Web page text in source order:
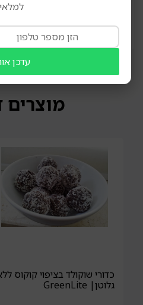
המופיע על גבי אריזת המוצר לפני
מוצרים
כדורי שוקולד בציפוי קוקוס
גלוטן| GreenLite
עדכן